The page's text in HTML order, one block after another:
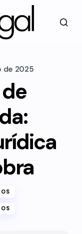
de 2025